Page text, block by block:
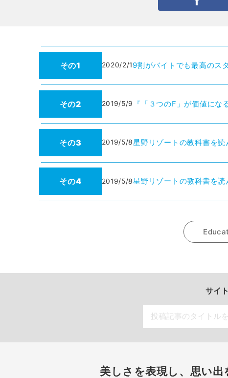
その1 2020/2/19割がバイトでも最高のス
その2 2019/5/9 『「３つのF」が価値になる
その3 2019/5/8星野リゾートの教科書を
その4 2019/5/8星野リゾートの教科書を
サイ
美しさを表現し、思い